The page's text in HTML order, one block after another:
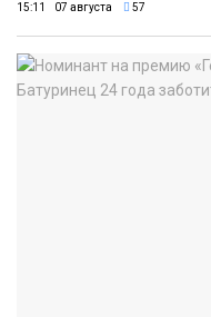
15:11 07 августа 57